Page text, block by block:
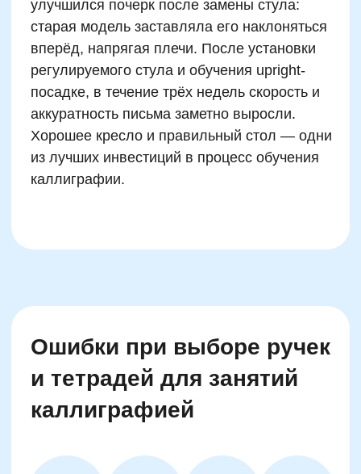
Роль усидчивости в
обучении каллиграфии:
как её развивать грамотно
Невозможно овладеть каллиграфией без
устойчивой способности сосредоточенно
работать хотя бы 10–15 минут подряд.
важно в возрасте 7–10 лет переходить от
таймером на время.
Среди эффективных техник — метод
«капельки»: ежедневно прибавлять по 2–3
минуты к продолжительности письма. Для
детей 11–14 лет подходят более сложные
задачи с художественной стилизацией текста
— они сохраняют интерес и требуют более
давать лишь кратковременный эффект.